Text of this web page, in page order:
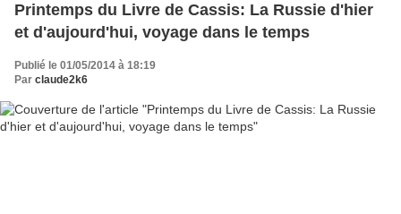
Printemps du Livre de Cassis: La Russie d'hier
et d'aujourd'hui, voyage dans le temps
Publié le 01/05/2014 à 18:19
Par claude2k6